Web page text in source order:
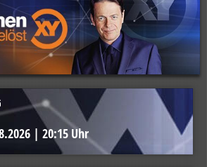
| 20:15 Uhr